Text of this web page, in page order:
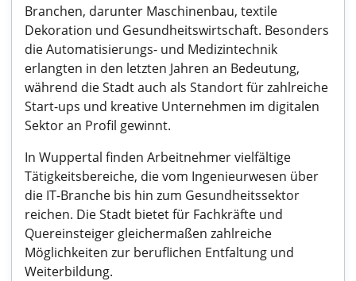
Branchen, darunter Maschinenbau, textile
Dekoration und Gesundheitswirtschaft. Besonders
die Automatisierungs- und Medizintechnik
erlangten in den letzten Jahren an Bedeutung,
während die Stadt auch als Standort für zahlreiche
Start-ups und kreative Unternehmen im digitalen
Sektor an Profil gewinnt.
In Wuppertal finden Arbeitnehmer vielfältige
Tätigkeitsbereiche, die vom Ingenieurwesen über
die IT-Branche bis hin zum Gesundheitssektor
reichen. Die Stadt bietet für Fachkräfte und
Quereinsteiger gleichermaßen zahlreiche
Möglichkeiten zur beruflichen Entfaltung und
Weiterbildung.